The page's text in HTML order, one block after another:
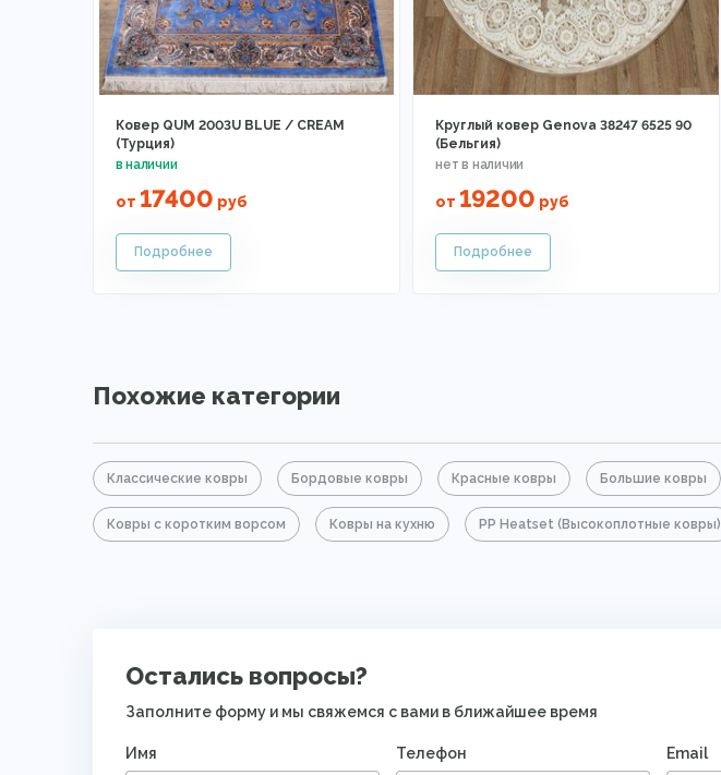
Ковер QUM 2003U BLUE / CREAM
(Турция)
от 17400 руб
Круглый ковер Genova 38247 6525 90
(Бельгия)
от 19200 руб
Похожие категории
Классические ковры Бордовые ковры Красные ковры Большие ковры
Ковры с коротким ворсом Ковры на кухню PP Heatset (Высокоплотные ковры)
Остались вопросы?
Заполните форму и мы свяжемся с вами в ближайшее время
Имя Телефон Email